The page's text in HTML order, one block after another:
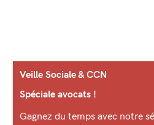
Veille Sociale & CCN
Spéciale avocats !
Gagnez du temps avec notre